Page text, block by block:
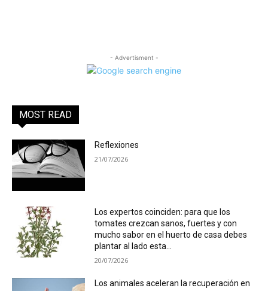
- Advertisment -
MOST READ
Reflexiones
21/07/2026
Los expertos coinciden: para que los
tomates crezcan sanos, fuertes y con
mucho sabor en el huerto de casa debes
plantar al lado esta...
20/07/2026
Los animales aceleran la recuperación en